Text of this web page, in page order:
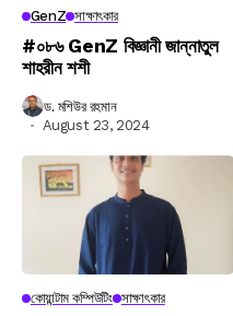
GenZ সাক্ষাৎকার
#০৮৬ GenZ বিজ্ঞানী জান্নাতুল
শাহরীন শশী
ড. মশিউর রহমান
August 23, 2024
কোয়ান্টাম কম্পিউটিং সাক্ষাৎকার